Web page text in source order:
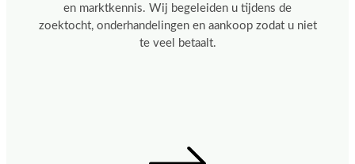
en marktkennis. Wij begeleiden u tijdens de
zoektocht, onderhandelingen en aankoop zodat u niet
te veel betaalt.